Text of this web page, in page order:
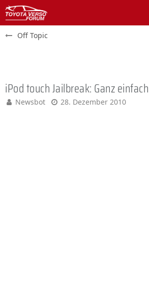
Off Topic
iPod touch Jailbreak: Ganz einfach
Newsbot 28. Dezember 2010